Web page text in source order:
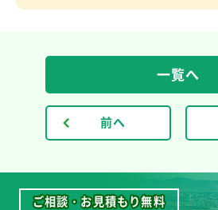
前へ
一覧へ
ご相談・お見積もり無料